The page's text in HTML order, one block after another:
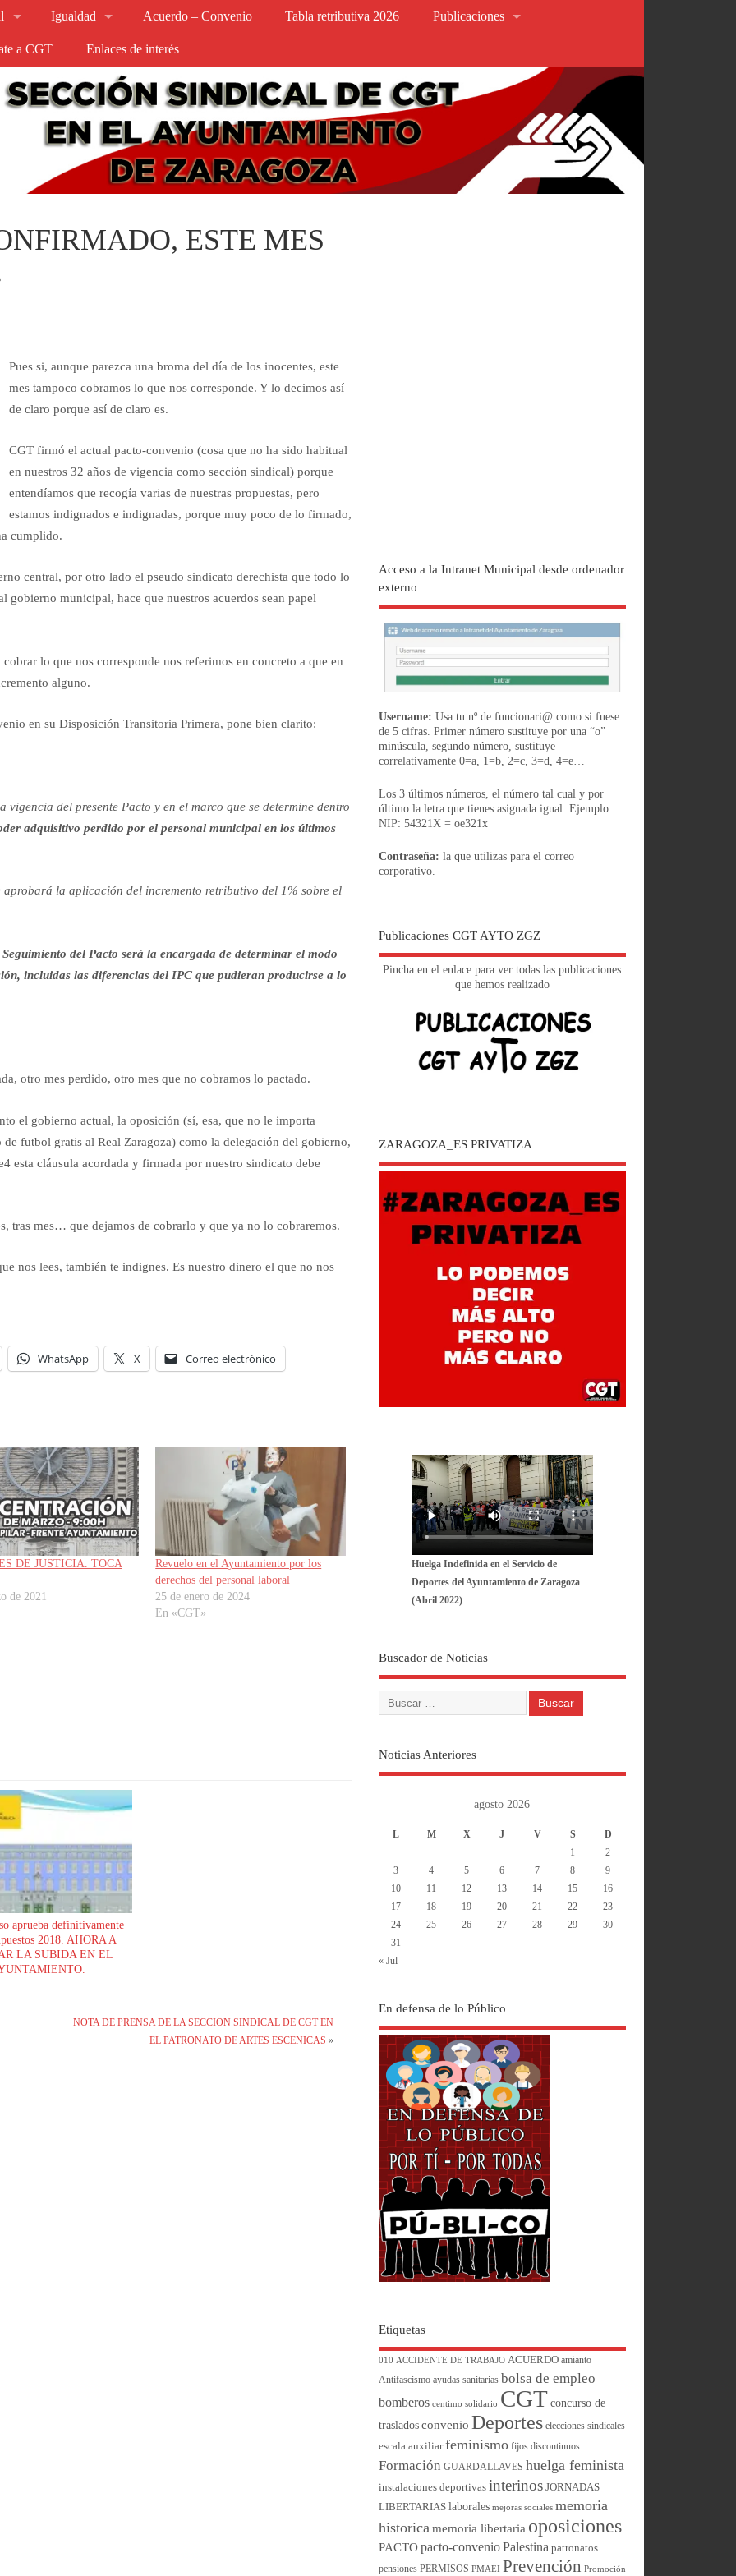
Igualdad Acuerdo – Convenio Tabla retributiva 2026 Publicaciones
a CGT Enlaces de interés
ESTE MES
Pues si, aunque parezca una broma del día de los inocentes, este
mes tampoco cobramos lo que nos corresponde. Y lo decimos así
de claro porque así de claro es.
CGT firmó el actual pacto-convenio (cosa que no ha sido habitual
en nuestros 32 años de vigencia como sección sindical) porque
entendíamos que recogía varias de nuestras propuestas, pero
estamos indignados e indignadas, porque muy poco de lo firmado,
cumplido.
central, por otro lado el pseudo sindicato derechista que todo lo
municipal, hace que nuestros acuerdos sean papel
lo que nos corresponde nos referimos en concreto a que en
alguno.
en su Disposición Transitoria Primera, pone bien clarito:
del presente Pacto y en el marco que se determine dentro
adquisitivo perdido por el personal municipal en los últimos
la aplicación del incremento retributivo del 1% sobre el
del Pacto será la encargada de determinar el modo
incluidas las diferencias del IPC que pudieran producirse a lo
otro mes perdido, otro mes que no cobramos lo pactado.
el gobierno actual, la oposición (sí, esa, que no le importa
futbol gratis al Real Zaragoza) como la delegación del gobierno,
esta cláusula acordada y firmada por nuestro sindicato debe
tras mes… que dejamos de cobrarlo y que ya no lo cobraremos.
nos lees, también te indignes. Es nuestro dinero el que no nos
WhatsApp X Correo electrónico
DE JUSTICIA. TOCA
de 2021
Revuelo en el Ayuntamiento por los
derechos del personal laboral
25 de enero de 2024
En «CGT»
aprueba definitivamente
2018. AHORA A
LA SUBIDA EN EL
NOTA DE PRENSA DE LA SECCION SINDICAL DE CGT EN
EL PATRONATO DE ARTES ESCENICAS »
Acceso a la Intranet Municipal desde ordenador
externo
Username: Usa tu nº de funcionari@ como si fuese
de 5 cifras. Primer número sustituye por una “o”
minúscula, segundo número, sustituye
correlativamente 0=a, 1=b, 2=c, 3=d, 4=e…
Los 3 últimos números, el número tal cual y por
último la letra que tienes asignada igual. Ejemplo:
NIP: 54321X = oe321x
Contraseña: la que utilizas para el correo
corporativo.
Publicaciones CGT AYTO ZGZ
Pincha en el enlace para ver todas las publicaciones
que hemos realizado
ZARAGOZA_ES PRIVATIZA
Huelga Indefinida en el Servicio de
Deportes del Ayuntamiento de Zaragoza
(Abril 2022)
Buscador de Noticias
Noticias Anteriores
agosto 2026
L M X J V S
D
1
2
3
4 5 6 7 8
9
10
11 12 13 14 15
16
17
18 19 20 21 22
23
24
25 26 27 28 29
30
31
« Jul
En defensa de lo Público
Etiquetas
010 ACCIDENTE DE TRABAJO ACUERDO amianto
Antifascismo ayudas sanitarias bolsa de empleo
bomberos centimo solidario CGT concurso de
traslados convenio Deportes elecciones sindicales
escala auxiliar feminismo fijos discontinuos
Formación GUARDALLAVES huelga feminista
instalaciones deportivas interinos JORNADAS
LIBERTARIAS laborales mejoras sociales memoria
historica memoria libertaria oposiciones
PACTO pacto-convenio Palestina patronatos
pensiones PERMISOS PMAEI Prevención Promoción